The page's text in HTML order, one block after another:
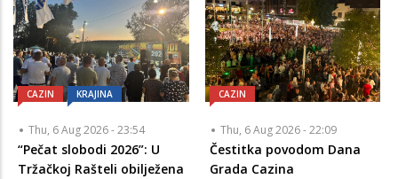
CAZIN KRAJINA
Thu, 6 Aug 2026 - 23:54
“Pečat slobodi 2026”: U
Tržačkoj Rašteli obilježena
CAZIN
Thu, 6 Aug 2026 - 22:09
Čestitka povodom Dana
Grada Cazina